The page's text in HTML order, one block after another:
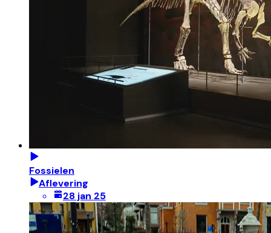
Fossielen
Aflevering
28 jan 25